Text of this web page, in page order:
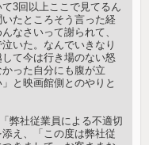
3回以上ここで見てるん
たところそう言った経
なさいって謝られて、
いた。なんでいきなり
て今は行き場のない怒
った自分にも腹が立
と映画館側とのやりと
弊社従業員による不適切
え、「この度は弊社従